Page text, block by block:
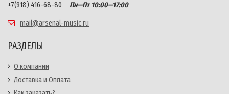
+7(918) 416-68-80
Пн—Пт 10:00—17:00
mail@arsenal-music.ru
РАЗДЕЛЫ
О компании
Доставка и Оплата